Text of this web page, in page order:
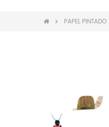
PAPEL PINTADO